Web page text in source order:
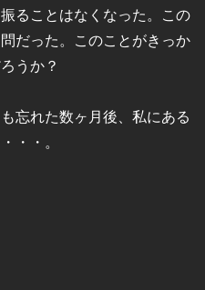
ることはなくなった。この
だった。このことがきっか
うか？
忘れた数ヶ月後、私にある
・・。